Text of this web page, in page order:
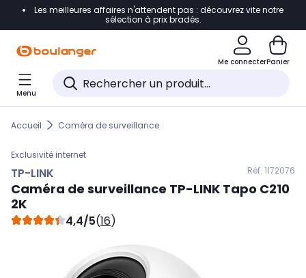
Accéder directement à la navigation
Accéder directement au pied de page
Accéder directement au chatbot
Les meilleures affaires n'attendent pas : découvrez vite notre
sélection à prix bradés.
Me connecterPanier
Menu
Accueil Caméra de surveillance
Exclusivité internet
TP-LINK Réf. 1172076
Caméra de surveillance TP-LINK Tapo C210
2K
4,4/5(16)